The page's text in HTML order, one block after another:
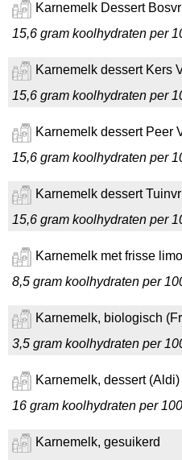
Karnemelk Dessert
15,6 gram koolhydraten per
Karnemelk dessert Kers
15,6 gram koolhydraten per
Karnemelk dessert Peer
15,6 gram koolhydraten per
Karnemelk dessert
15,6 gram koolhydraten per
Karnemelk met frisse
8,5 gram koolhydraten per
Karnemelk, biologisch
3,5 gram koolhydraten per
Karnemelk, dessert (Aldi)
16 gram koolhydraten per
Karnemelk, gesuikerd